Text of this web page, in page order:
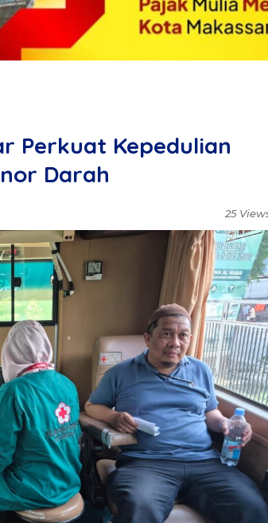
Perkuat Kepedulian
Darah
25